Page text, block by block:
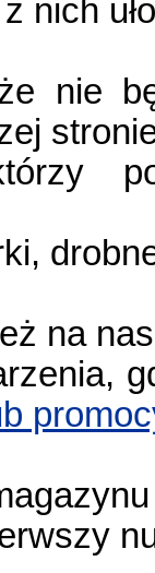
nich
nie
na